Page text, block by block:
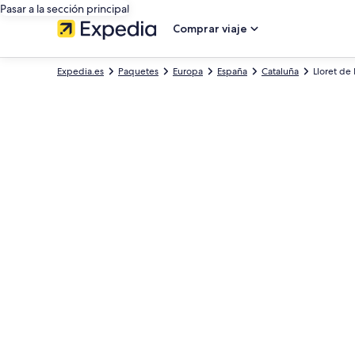
Pasar a la sección principal
Comprar viaje
Lloret de
Cataluña
España
Europa
Paquetes
Expedia.es